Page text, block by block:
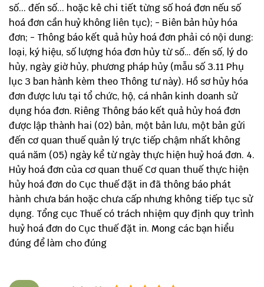
số... đến số... hoặc kê chi tiết từng số hoá đơn nếu số
hoá đơn cần huỷ không liên tục); - Biên bản hủy hóa
đơn; - Thông báo kết quả hủy hoá đơn phải có nội dung:
loại, ký hiệu, số lượng hóa đơn hủy từ số… đến số, lý do
hủy, ngày giờ hủy, phương pháp hủy (mẫu số 3.11 Phụ
lục 3 ban hành kèm theo Thông tư này). Hồ sơ hủy hóa
đơn được lưu tại tổ chức, hộ, cá nhân kinh doanh sử
dụng hóa đơn. Riêng Thông báo kết quả hủy hoá đơn
được lập thành hai (02) bản, một bản lưu, một bản gửi
đến cơ quan thuế quản lý trực tiếp chậm nhất không
quá năm (05) ngày kể từ ngày thực hiện huỷ hoá đơn. 4.
Hủy hoá đơn của cơ quan thuế Cơ quan thuế thực hiện
hủy hoá đơn do Cục thuế đặt in đã thông báo phát
hành chưa bán hoặc chưa cấp nhưng không tiếp tục sử
dụng. Tổng cục Thuế có trách nhiệm quy định quy trình
huỷ hoá đơn do Cục thuế đặt in. Mong các bạn hiểu
đúng để làm cho đúng